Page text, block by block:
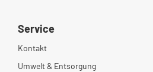
Service
Kontakt
Umwelt & Entsorgung